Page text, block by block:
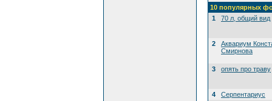
10 популярных
1
70 л, общий вид
2
Аквариум
Смирнова
3 опять про траву
4
Серпентариус